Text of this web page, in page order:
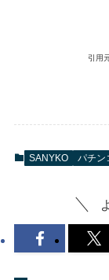
引用
SANYKO パチン